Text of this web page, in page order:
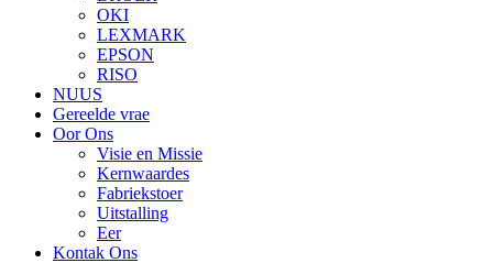
OKI
LEXMARK
EPSON
RISO
NUUS
Gereelde vrae
Oor Ons
Visie en Missie
Kernwaardes
Fabriekstoer
Uitstalling
Eer
Kontak Ons